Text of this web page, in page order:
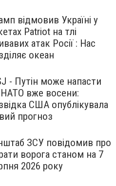
відмовив Україні у
Patriot на тлі
атак Росії : Нас
океан
- Путін може напасти
НАТО вже восени:
США опублікувала
прогноз
ЗСУ повідомив про
ворога станом на 7
2026 року